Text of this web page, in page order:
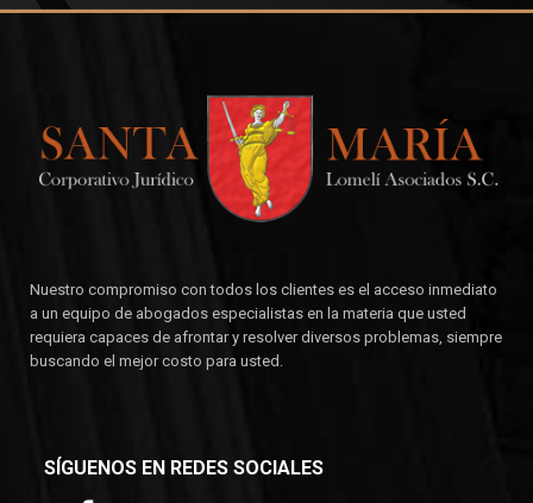
Nuestro compromiso con todos los clientes es el acceso inmediato
a un equipo de abogados especialistas en la materia que usted
requiera capaces de afrontar y resolver diversos problemas, siempre
buscando el mejor costo para usted.
SÍGUENOS EN REDES SOCIALES